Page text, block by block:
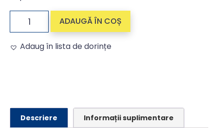
ADAUGĂ ÎN COȘ
Adaug în lista de dorințe
Descriere Informații suplimentare